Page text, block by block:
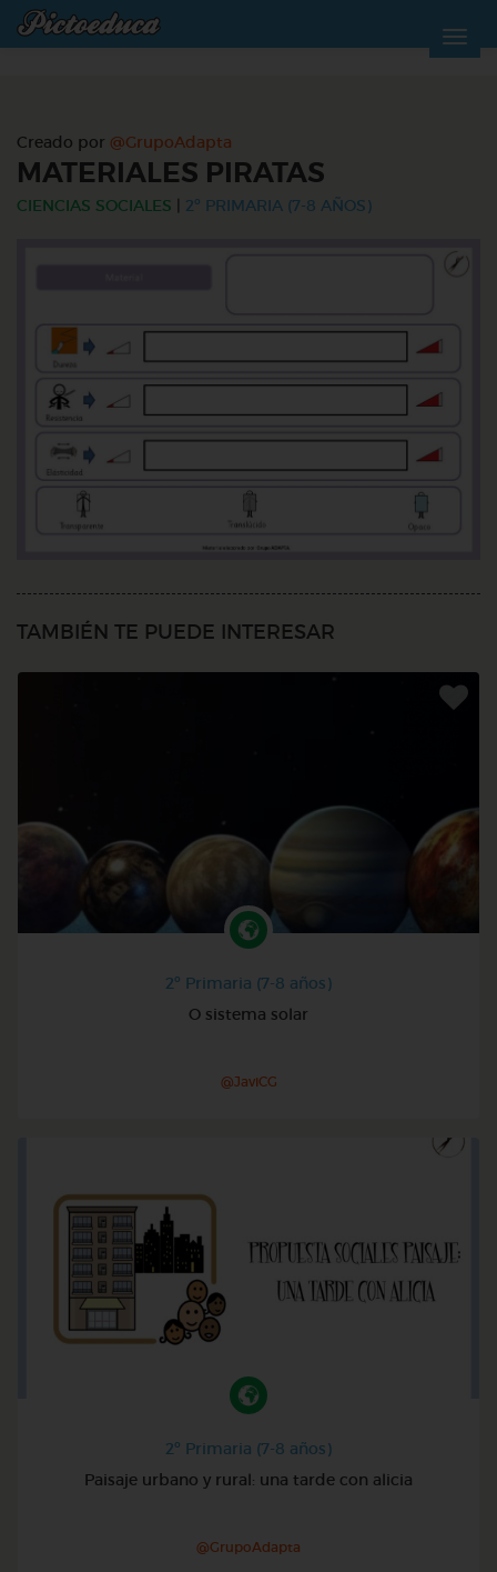
Creado por @GrupoAdapta
MATERIALES PIRATAS
CIENCIAS SOCIALES 2º PRIMARIA (7-8 AÑOS)
TAMBIÉN TE PUEDE INTERESAR
2º Primaria (7-8 años)
O sistema solar
@JaviCG
2º Primaria (7-8 años)
Paisaje urbano y rural: una tarde con alicia
@GrupoAdapta